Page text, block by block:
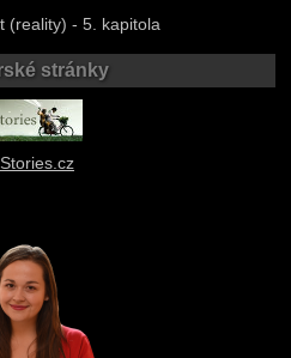
(reality) - 5. kapitola
stránky